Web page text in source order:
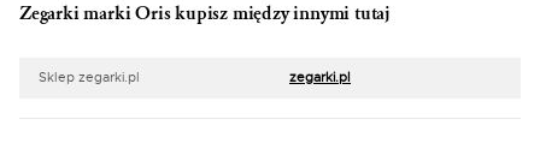
Zegarki marki Oris kupisz między innymi tutaj
Sklep zegarki.pl zegarki.pl